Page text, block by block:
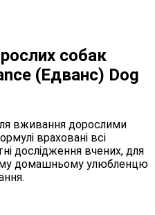
собак
(Едванс) Dog
вживання дорослими
враховані всі
дослідження вчених, для
домашньому улюбленцю